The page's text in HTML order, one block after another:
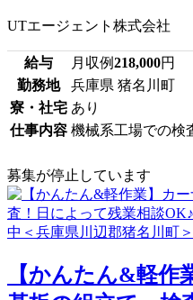
UTエージェント株式会社
給与 月収例218,000円
勤務地
兵庫県 猪名川町
寮・社宅 あり
仕事内容 機械系工場での検
募集が停止しています
【かんたん&軽作